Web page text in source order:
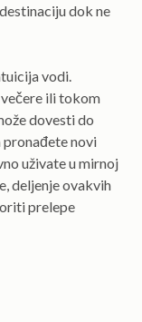
dok ne
vodi.
ili tokom
dovesti do
pronađete novi
uživate u mirnoj
deljenje ovakvih
prelepe